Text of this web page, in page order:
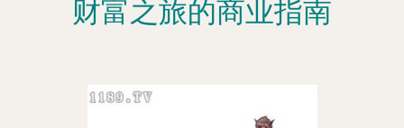
财富之旅的商业指南